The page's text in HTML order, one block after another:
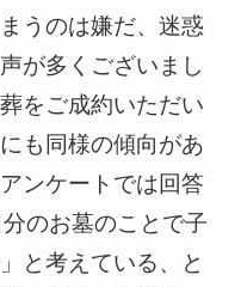
うのは嫌だ、迷惑
が多くございまし
をご成約いただい
も同様の傾向があ
ンケートでは回答
のお墓のことで子
と考えている、と